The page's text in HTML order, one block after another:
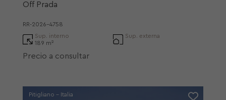
Off Prada
RR-2026-4758
Sup. interno
189 m²
Sup. externa
Precio a consultar
Pitigliano - Italia